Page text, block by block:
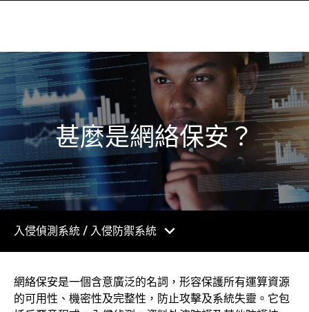
甚麼是網絡保安？
入侵偵測系統 / 入侵防禦系統 chevron_right
網絡保安是一個含意廣泛的名詞，形容保護所有運算資源
的可用性、機密性及完整性，防止攻擊及系統失靈。它包